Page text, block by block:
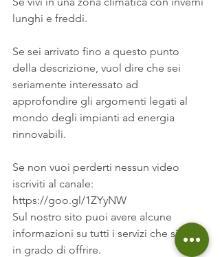
lunghi e freddi.
Se sei arrivato fino a questo punto
della descrizione, vuol dire che sei
seriamente interessato ad
approfondire gli argomenti legati al
mondo degli impianti ad energia
rinnovabili.
Se non vuoi perderti nessun video
iscriviti al canale:
https://goo.gl/1ZYyNW
Sul nostro sito puoi avere alcune
informazioni su tutti i servizi che siamo
in grado di offrire.